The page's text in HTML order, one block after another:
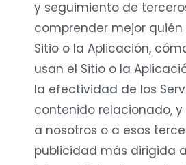
y seguimiento de
comprender mejor
Sitio o la Aplicación,
usan el Sitio o la
la efectividad de los
contenido relacionado,
a nosotros o a esos
publicidad más dirigida